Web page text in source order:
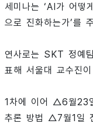
세미나는 ‘AI가 어떻
으로 진화하는가’를
연사로는 SKT 정예
표해 서울대 교수진
1차에 이어 △6월23
추론 방법 △7월1일